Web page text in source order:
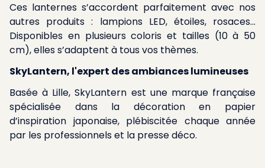
Ces lanternes s’accordent parfaitement avec nos
autres produits : lampions LED, étoiles, rosaces…
Disponibles en plusieurs coloris et tailles (10 à 50
cm), elles s’adaptent à tous vos thèmes.
SkyLantern, l'expert des ambiances lumineuses
Basée à Lille, SkyLantern est une marque française
spécialisée dans la décoration en papier
d’inspiration japonaise, plébiscitée chaque année
par les professionnels et la presse déco.